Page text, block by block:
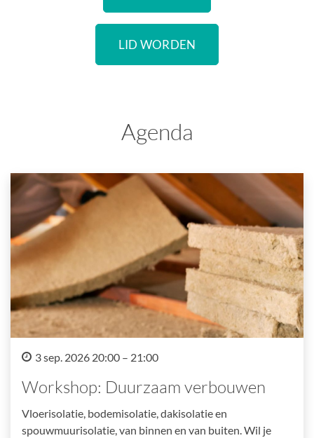
LID WORDEN
Agenda
3 sep. 2026 20:00 – 21:00
Workshop: Duurzaam verbouwen
Vloerisolatie, bodemisolatie, dakisolatie en
spouwmuurisolatie, van binnen en van buiten. Wil je